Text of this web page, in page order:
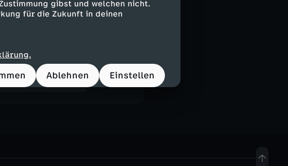
gibst und welchen nicht.
für die Zukunft in deinen
Ablehnen Einstellen
- in Deutschland